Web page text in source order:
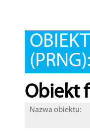
(PRNG):
Obiekt
Nazwa obiektu: